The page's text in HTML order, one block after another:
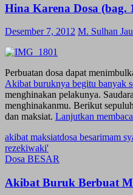
Hina Karena Dosa (bag.
Desember 7, 2012 M. Sulhan
Perbuatan dosa dapat
Akibat buruknya begitu banyak
menghinakan pelakunya.
menghinakanmu. Berikut
dan maksiat. Lanjutkan membaca
akibat maksiatdosa besarimam
rezekiwaki'
Dosa BESAR
Akibat Buruk Berbuat